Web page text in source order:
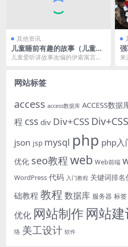
其他资讯
儿童睡前有趣的故事（儿童睡
前有趣的故事视频）
儿童爱听讲故事改编的伊索寓言：
来
网站标签
access access数据库 ACCESS数据
程 css div Div+CSS
json jsp mysql php php入
优化 seo教程web Web前端
WordPress 代码 入门教程 关键词排名
础教程 教程 数据库 服务器 标签
优化 网站制作 网站
络 美工设计 软件